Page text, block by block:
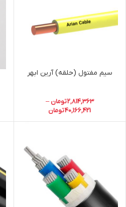
سیم مفتول (حلقه) آرین ابهر
2,814,363تومان –
40,166,421تومان